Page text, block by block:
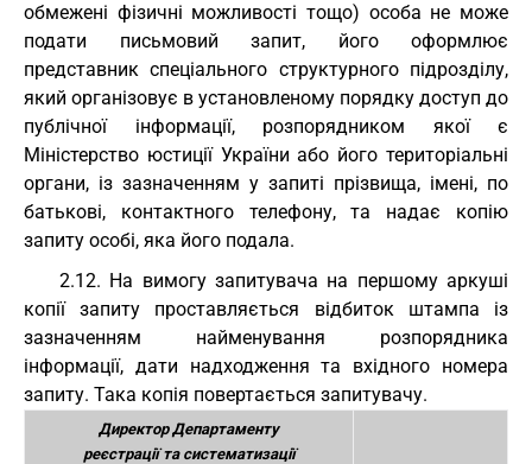
обмежені фізичні можливості тощо) особа не може
подати письмовий запит, його оформлює
представник спеціального структурного підрозділу,
який організовує в установленому порядку доступ до
публічної інформації, розпорядником якої є
Міністерство юстиції України або його територіальні
органи, із зазначенням у запиті прізвища, імені, по
батькові, контактного телефону, та надає копію
запиту особі, яка його подала.
2.12. На вимогу запитувача на першому аркуші
копії запиту проставляється відбиток штампа із
зазначенням найменування розпорядника
інформації, дати надходження та вхідного номера
запиту. Така копія повертається запитувачу.
Директор Департаменту
реєстрації та систематизації